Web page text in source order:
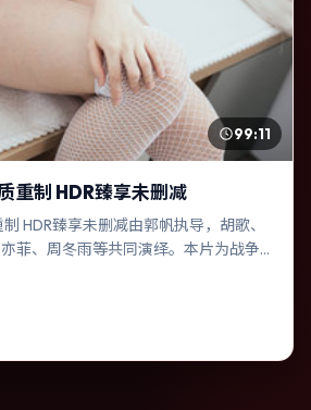
99:11
重制 HDR臻享未删减
HDR臻享未删减由郭帆执导，胡歌、
菲、周冬雨等共同演绎。本片为战争
来自泰国。两代人的隔阂在故乡小城
气质浓烈，节奏紧凑，人物动机清
细腻表演的观众。